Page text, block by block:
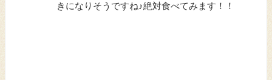
きになりそうですね♪絶対食べてみます！！